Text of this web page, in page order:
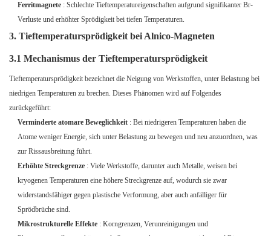
Ferritmagnete : Schlechte Tieftemperatureigenschaften aufgrund signifikanter Br-
Verluste und erhöhter Sprödigkeit bei tiefen Temperaturen.
3. Tieftemperatursprödigkeit bei Alnico-Magneten
3.1 Mechanismus der Tieftemperatursprödigkeit
Tieftemperatursprödigkeit bezeichnet die Neigung von Werkstoffen, unter Belastung bei
niedrigen Temperaturen zu brechen. Dieses Phänomen wird auf Folgendes
zurückgeführt:
Verminderte atomare Beweglichkeit : Bei niedrigeren Temperaturen haben die
Atome weniger Energie, sich unter Belastung zu bewegen und neu anzuordnen, was
zur Rissausbreitung führt.
Erhöhte Streckgrenze : Viele Werkstoffe, darunter auch Metalle, weisen bei
kryogenen Temperaturen eine höhere Streckgrenze auf, wodurch sie zwar
widerstandsfähiger gegen plastische Verformung, aber auch anfälliger für
Sprödbrüche sind.
Mikrostrukturelle Effekte : Korngrenzen, Verunreinigungen und